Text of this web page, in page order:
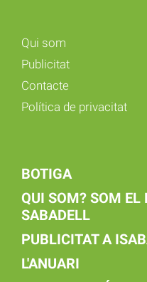
Qui som
Publicitat
Contacte
Política de privacitat
BOTIGA
QUI SOM? SOM EL
SABADELL
PUBLICITAT A
L'ANUARI